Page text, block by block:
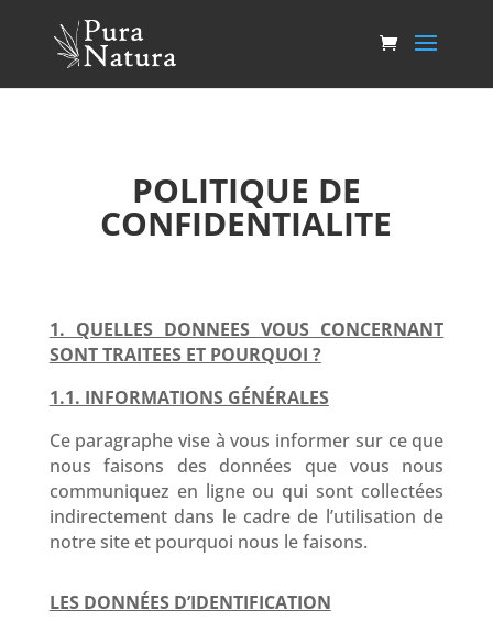
POLITIQUE DE
CONFIDENTIALITE
1. QUELLES DONNEES VOUS CONCERNANT
SONT TRAITEES ET POURQUOI ?
1.1. INFORMATIONS GÉNÉRALES
Ce paragraphe vise à vous informer sur ce que
nous faisons des données que vous nous
communiquez en ligne ou qui sont collectées
indirectement dans le cadre de l’utilisation de
notre site et pourquoi nous le faisons.
LES DONNÉES D’IDENTIFICATION